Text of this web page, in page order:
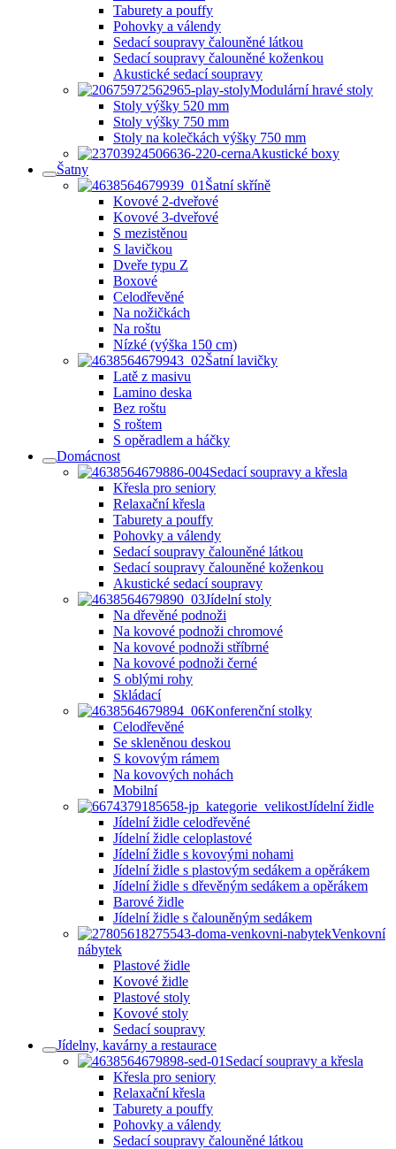
Taburety a pouffy
Pohovky a válendy
Sedací soupravy čalouněné látkou
Sedací soupravy čalouněné koženkou
Akustické sedací soupravy
Modulární hravé stoly
Stoly výšky 520 mm
Stoly výšky 750 mm
Stoly na kolečkách výšky 750 mm
Akustické boxy
Šatny
Šatní skříně
Kovové 2-dveřové
Kovové 3-dveřové
S mezistěnou
S lavičkou
Dveře typu Z
Boxové
Celodřevěné
Na nožičkách
Na roštu
Nízké (výška 150 cm)
Šatní lavičky
Latě z masivu
Lamino deska
Bez roštu
S roštem
S opěradlem a háčky
Domácnost
Sedací soupravy a křesla
Křesla pro seniory
Relaxační křesla
Taburety a pouffy
Pohovky a válendy
Sedací soupravy čalouněné látkou
Sedací soupravy čalouněné koženkou
Akustické sedací soupravy
Jídelní stoly
Na dřevěné podnoži
Na kovové podnoži chromové
Na kovové podnoži stříbrné
Na kovové podnoži černé
S oblými rohy
Skládací
Konferenční stolky
Celodřevěné
Se skleněnou deskou
S kovovým rámem
Na kovových nohách
Mobilní
Jídelní židle
Jídelní židle celodřevěné
Jídelní židle celoplastové
Jídelní židle s kovovými nohami
Jídelní židle s plastovým sedákem a opěrákem
Jídelní židle s dřevěným sedákem a opěrákem
Barové židle
Jídelní židle s čalouněným sedákem
Venkovní
nábytek
Plastové židle
Kovové židle
Plastové stoly
Kovové stoly
Sedací soupravy
Jídelny, kavárny a restaurace
Sedací soupravy a křesla
Křesla pro seniory
Relaxační křesla
Taburety a pouffy
Pohovky a válendy
Sedací soupravy čalouněné látkou